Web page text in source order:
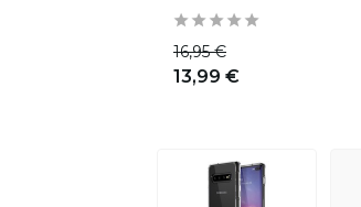
16,95 €
13,99 €